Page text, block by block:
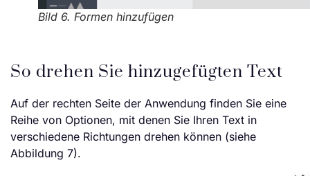
Bild 6. Formen hinzufügen
So drehen Sie hinzugefügten Text
Auf der rechten Seite der Anwendung finden Sie eine
Reihe von Optionen, mit denen Sie Ihren Text in
verschiedene Richtungen drehen können (siehe
Abbildung 7).